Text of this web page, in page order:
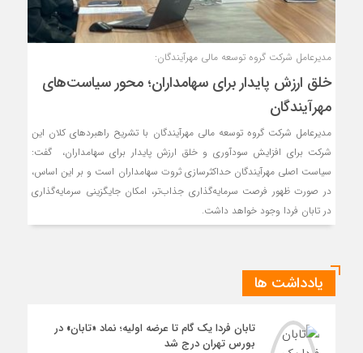
مدیرعامل شرکت گروه توسعه مالی مهرآیندگان:
خلق ارزش پایدار برای سهامداران؛ محور سیاست‌های
مهرآیندگان
مدیرعامل شرکت گروه توسعه مالی مهرآیندگان با تشریح راهبردهای کلان این
شرکت برای افزایش سودآوری و خلق ارزش پایدار برای سهامداران، گفت:
سیاست اصلی مهرآیندگان حداکثرسازی ثروت سهامداران است و بر این اساس،
در صورت ظهور فرصت سرمایه‌گذاری جذاب‌تر، امکان جایگزینی سرمایه‌گذاری
در تابان فردا وجود خواهد داشت.
یادداشت ها
تابان فردا یک گام تا عرضه اولیه؛ نماد «تابان» در
بورس تهران درج شد